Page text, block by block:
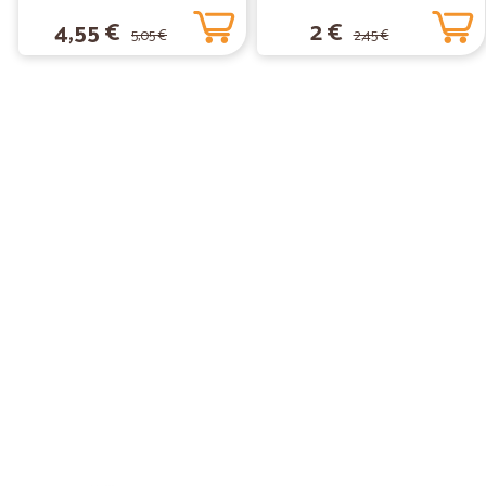
4,55 € 5,05 € 2 € 2,45 €